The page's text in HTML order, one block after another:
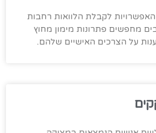
לקבלת הלוואות רחבות
מחפשים פתרונות מימון מחוץ
על הצרכים האישיים שלהם.